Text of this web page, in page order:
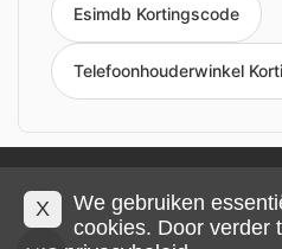
Esimdb Kortingscode
Telefoonhouderwinkel
Privacy en cookies
X
We gebruiken
cookies. Door verder